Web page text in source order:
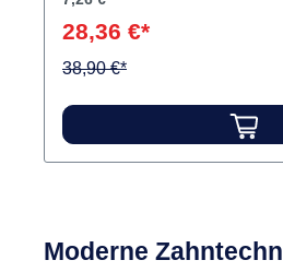
beschleifen, sowie
alle VITA VM®-Massen
Lichtbrechungs- und
28,36 €*
38,90 €*
Moderne